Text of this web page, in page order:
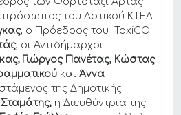
του Αστικού ΚΤΕΛ
, ο Πρόεδρος του TaxiGO
, οι Αντιδήμαρχοι
Γιώργος Πανέτας, Κώστας
και Άννα
της Δημοτικής
η Διευθύντρια της